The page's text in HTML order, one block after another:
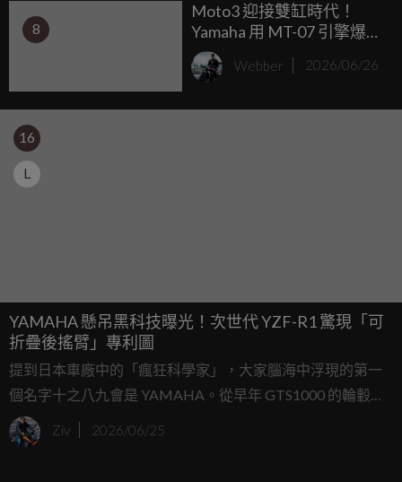
8
Moto3 迎接雙缸時代！
Yamaha 用 MT-07 引擎爆改
賽化、打造全新 GP 賽車
Webber 2026/06/26
16
L
YAMAHA 懸吊黑科技曝光！次世代 YZF-R1 驚現「可
折疊後搖臂」專利圖
提到日本車廠中的「瘋狂科學家」，大家腦海中浮現的第一
個名字十之八九會是 YAMAHA。從早年 GTS1000 的輪轂轉
向系統，到近年 LMW 倒三輪科技的 Niken，這間以樂器起
家、卻總愛在機械結構上「點錯科技樹」的車廠，似乎永遠
Ziv 2026/06/25